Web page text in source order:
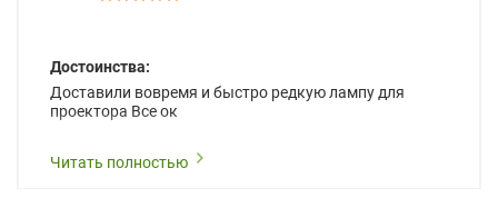
Достоинства:
Доставили вовремя и быстро редкую лампу для
проектора Все ок
Читать полностью